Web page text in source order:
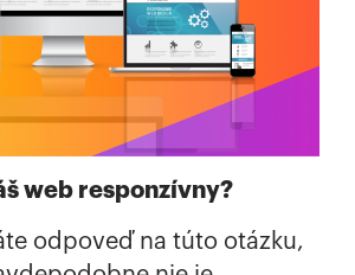
web responzívny?
odpoveď na túto otázku,